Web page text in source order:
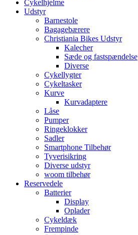
Cykelhjelme
Udstyr
Barnestole
Bagagebærere
Christiania Bikes Udstyr
Kalecher
Sæde og fastspændelse
Diverse
Cykellygter
Cykeltasker
Kurve
Kurvadaptere
Låse
Pumper
Ringeklokker
Sadler
Smartphone Tilbehør
Tyverisikring
Diverse udstyr
woom tilbehør
Reservedele
Batterier
Display
Oplader
Cykeldæk
Frempinde